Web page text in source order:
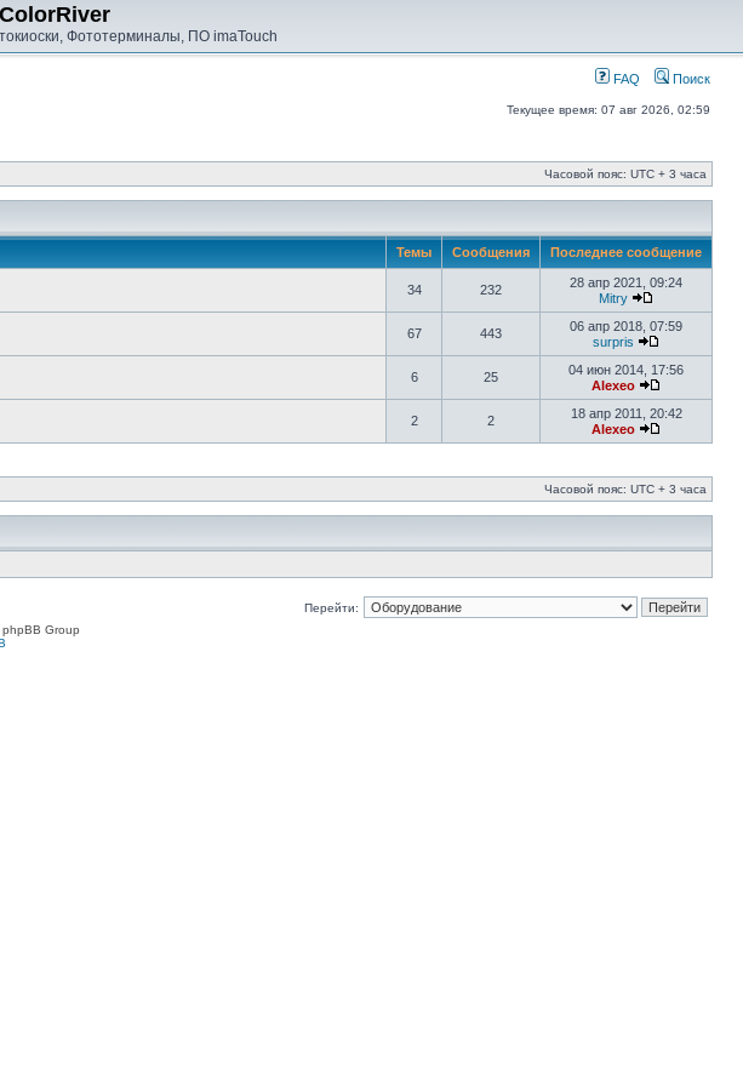
Фототерминалы, ПО imaTouch
FAQ Поиск
Текущее время: 07 авг 2026, 02:59
Часовой пояс: UTC + 3 часа
Темы Сообщения Последнее сообщение
34 232
28 апр 2021, 09:24
Mitry
67 443
06 апр 2018, 07:59
surpris
6 25
04 июн 2014, 17:56
Alexeo
2 2
18 апр 2011, 20:42
Alexeo
Часовой пояс: UTC + 3 часа
Перейти:
Group